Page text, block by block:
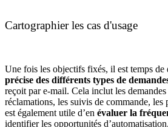
Cartographier les cas d'usage
Une fois les objectifs fixés, il est temps de
précise des différents types de
reçoit par e-mail. Cela inclut les
réclamations, les suivis de commande, les
est également utile d’en évaluer la
identifier les opportunités